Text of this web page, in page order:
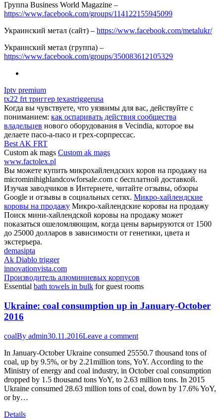
Группа Business World Magazine –
https://www.facebook.com/groups/114122155945099
Украинский метал (сайт) – https://www.facebook.com/metalukr/
Украинский метал (группа) –
https://www.facebook.com/groups/350083612105329
Iptv premium
tx22 frt триггер texastriggerusa
Когда вы чувствуете, что уязвимы для вас, действуйте с
пониманием: как оспаривать действия сообщества
владельцев нового оборудования в Vecindia, которое вы
делаете пасо-а-пасо и грех-сорпрессас.
Best AK FRT
Custom ak mags Custom ak mags
www.factolex.pl
Вы можете купить микрохайлендских коров на продажу на
microminihighlandcowforsale.com с бесплатной доставкой.
Изучая заводчиков в Интернете, читайте отзывы, обзоры
Google и отзывы в социальных сетях. Микро-хайлендские
коровы на продажу Микро-хайлендские коровы на продажу
Поиск мини-хайлендской коровы на продажу может
показаться ошеломляющим, когда цены варьируются от 1500
до 25000 долларов в зависимости от генетики, цвета и
экстерьера.
demasipta
Ak Diablo trigger
innovationvista.com
Производитель алюминиевых корпусов
Essential bath towels in bulk for guest rooms
Ukraine: coal consumption up in January-October
2016
coalBy admin30.11.2016Leave a comment
In January-October Ukraine consumed 25550.7 thousand tons of
coal, up by 9.5%, or by 2.21million tons, YoY. According to the
Ministry of energy and coal industry, in October coal consumption
dropped by 1.5 thousand tons YoY, to 2.63 million tons. In 2015
Ukraine consumed 28.63 million tons of coal, down by 17.6% YoY,
or by…
Details